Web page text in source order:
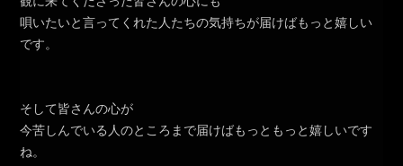
唄いたいと言ってくれた人たちの気持ちが届けばもっと嬉しい
です。
そして皆さんの心が
今苦しんでいる人のところまで届けばもっともっと嬉しいです
ね。